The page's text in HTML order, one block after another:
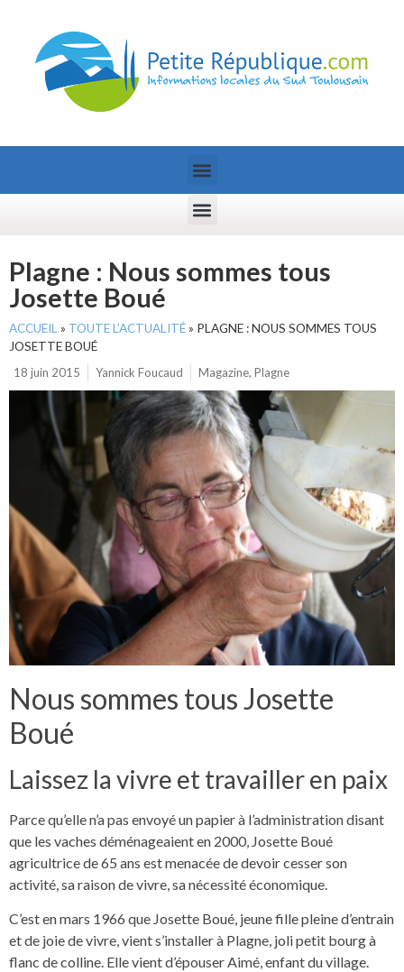
Plagne : Nous sommes tous
Josette Boué
ACCUEIL » TOUTE L’ACTUALITÉ» PLAGNE : NOUS SOMMES TOUS
JOSETTE BOUÉ
18 juin 2015
Yannick Foucaud Magazine, Plagne
Nous sommes tous Josette
Boué
Laissez la vivre et travailler en paix
Parce qu’elle n’a pas envoyé un papier à l’administration disant
que les vaches déménageaient en 2000, Josette Boué
agricultrice de 65 ans est menacée de devoir cesser son
activité, sa raison de vivre, sa nécessité économique.
C’est en mars 1966 que Josette Boué, jeune fille pleine d’entrain
et de joie de vivre, vient s’installer à Plagne, joli petit bourg à
flanc de colline. Elle vient d’épouser Aimé, enfant du village.